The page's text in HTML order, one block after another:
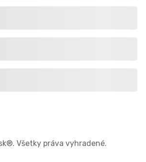
Všetky práva vyhradené.